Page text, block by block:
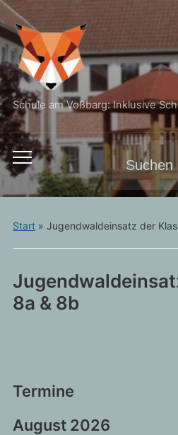
Schule am Voßbarg: Inklusive
Toggle
mobile
Search
for:
Start» Jugendwaldeinsatz der
8a & 8b
Termine
August 2026